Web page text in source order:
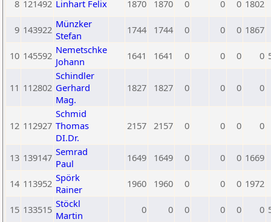
8 121492 Linhart Felix 1870 1870 0 0 0 1802
9 143922 Münzker
Stefan
1744 1744 0 0 0 1867
10 145592 Nemetschke
Johann
1641 1641 0 0 0 0
11 112802
Schindler
Gerhard
Mag.
1827 1827 0 0 0 0
12 112927
Schmid
Thomas
DI.Dr.
2157 2157 0 0 0 0
13 139147 Semrad
Paul
1649 1649 0 0 0 1669
14 113952 Spörk
Rainer
1960 1960 0 0 0 1972
15 133515 Stöckl
Martin
0 0 0 0 0 0